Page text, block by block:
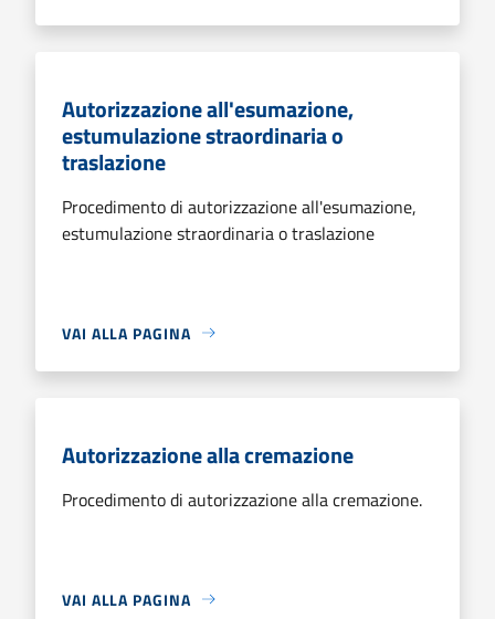
Autorizzazione all'esumazione,
estumulazione straordinaria o
traslazione
Procedimento di autorizzazione all'esumazione,
estumulazione straordinaria o traslazione
VAI ALLA PAGINA
Autorizzazione alla cremazione
Procedimento di autorizzazione alla cremazione.
VAI ALLA PAGINA